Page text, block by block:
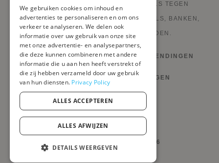
FABRIEKSVERKOOP EN GOEDE DEALS TEGEN
FABRIEKSPRIJZEN. STIJLVOLLE MEUBELS, BANKEN,
DECORATIE, LAMPEN EN HAARDEN.
HERROEPINGSRECHT EN RETOURZENDINGEN
VOORWAARDEN EN BEPALINGEN
PRIVACYBELEID
MIJN COOKIES BEHEREN
@PRIVATEFLOOR.COM 2026
DUTCH
GERMAN
ITALIAN
PORTUGUESE
SPANISH
We gebruiken cookies om inhoud en
advertenties te personaliseren en om ons
verkeer te analyseren. We delen ook
informatie over uw gebruik van onze site
met onze advertentie- en analysepartners,
die deze kunnen combineren met andere
informatie die u aan hen heeft verstrekt of
die zij hebben verzameld door uw gebruik
van hun diensten. Privacy Policy
ALLES ACCEPTEREN
ALLES AFWIJZEN
DETAILS WEERGEVEN